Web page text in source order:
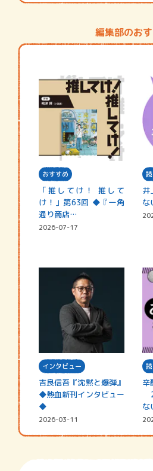
編集部のお
おすすめ
「推してけ！ 推して
け！」第63回 ◆『一角
通り商店…
2026-07-17
井
な
インタビュー
吉良信吾『沈黙と爆弾』
◆熱血新刊インタビュー
◆
2026-03-11
辛
な